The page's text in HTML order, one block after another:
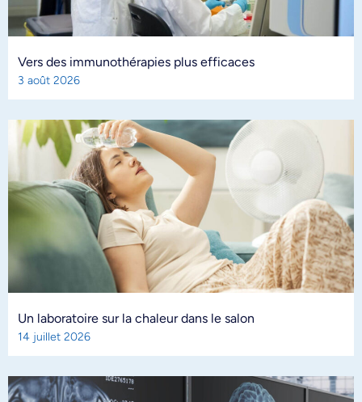
Vers des immunothérapies plus efficaces
3 août 2026
Un laboratoire sur la chaleur dans le salon
14 juillet 2026